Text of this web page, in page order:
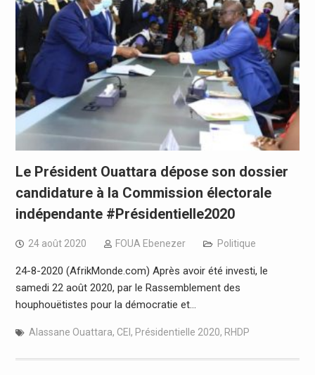
Le Président Ouattara dépose son dossier
candidature à la Commission électorale
indépendante #Présidentielle2020
24 août 2020 FOUA Ebenezer Politique
24-8-2020 (AfrikMonde.com) Après avoir été investi, le
samedi 22 août 2020, par le Rassemblement des
houphouëtistes pour la démocratie et…
Alassane Ouattara, CEI, Présidentielle 2020, RHDP